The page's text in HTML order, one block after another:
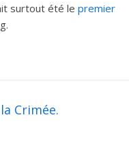
surtout été le premier
Crimée.